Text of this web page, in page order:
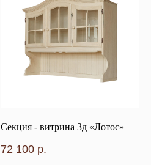
Секция - витрина 3д «Лотос»
72 100 р.